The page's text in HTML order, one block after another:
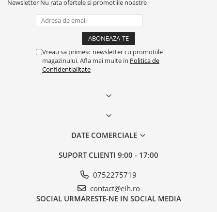
Newsletter Nu rata ofertele si promotiile noastre
Vreau sa primesc newsletter cu promotiile
magazinului. Afla mai multe in Politica de
Confidentialitate
DATE COMERCIALE
SUPORT CLIENTI 9:00 - 17:00
0752275719
contact@eih.ro
SOCIAL URMARESTE-NE IN SOCIAL MEDIA